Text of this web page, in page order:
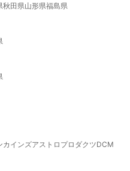
秋田県山形県福島県
カインズアストロプロダクツDCM